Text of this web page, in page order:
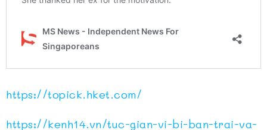
https://topick.hket.com/
https://kenh14.vn/tuc-gian-vi-bi-ban-trai-va-